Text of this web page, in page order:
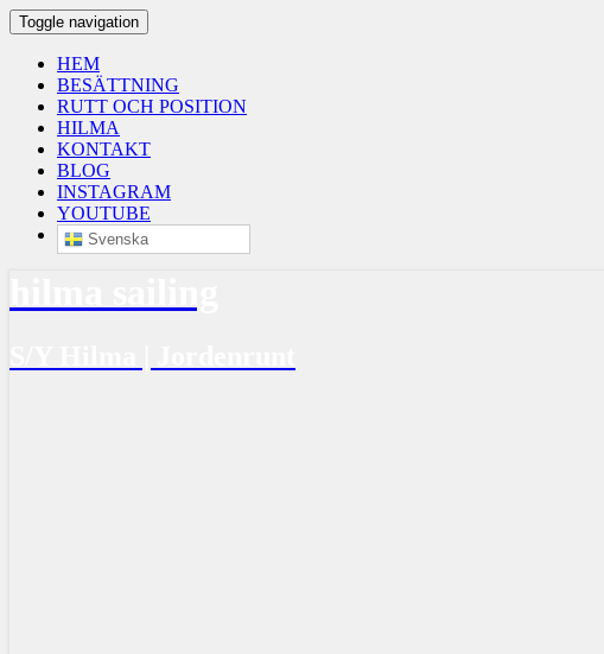
Toggle navigation
HEM
BESÄTTNING
RUTT OCH POSITION
HILMA
KONTAKT
BLOG
INSTAGRAM
YOUTUBE
Svenska